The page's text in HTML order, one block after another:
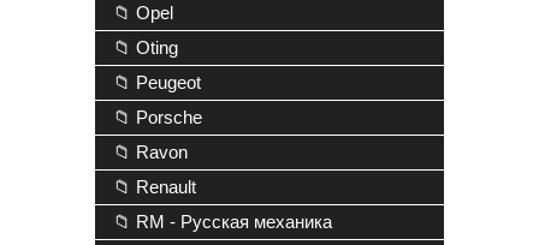
📁 Opel
📁 Oting
📁 Peugeot
📁 Porsche
📁 Ravon
📁 Renault
📁 RM - Русская механика